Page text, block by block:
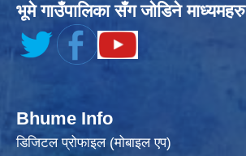
भूमे गाउँपालिका सँग जोडिने माध्यमहरु
Bhume Info
डिजिटल प्रोफाइल (मोबाइल एप)